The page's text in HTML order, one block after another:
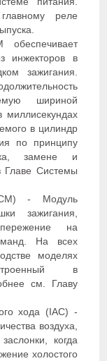
реле
инжекторов в
зажигания.
шириной
в цилиндр
по принципу
замене и
Главе Системы
- Модуль
зажигания,
на
На всех
моделях
в
см. Главу
хода (IAC) -
воздуха,
когда
холостого